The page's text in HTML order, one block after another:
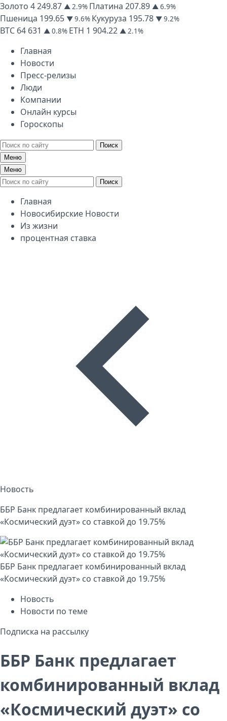
Золото 4 249.87 ▲ 2.9% Платина 207.89 ▲ 6.9%
Пшеница 199.65 ▼ 9.6% Кукуруза 195.78 ▼ 9.2%
BTC 64 631 ▲ 0.8% ETH 1 904.22 ▲ 2.1%
Главная
Новости
Пресс-релизы
Люди
Компании
Онлайн курсы
Гороскопы
Поиск
Меню
Меню
Поиск
Главная
Новосибирские Новости
Из жизни
процентная ставка
Новость
ББР Банк предлагает комбинированный вклад
«Космический дуэт» со ставкой до 19.75%
ББР Банк предлагает комбинированный вклад
«Космический дуэт» со ставкой до 19.75%
Новость
Новости по теме
Подписка на рассылку
ББР Банк предлагает
комбинированный вклад
«Космический дуэт» со